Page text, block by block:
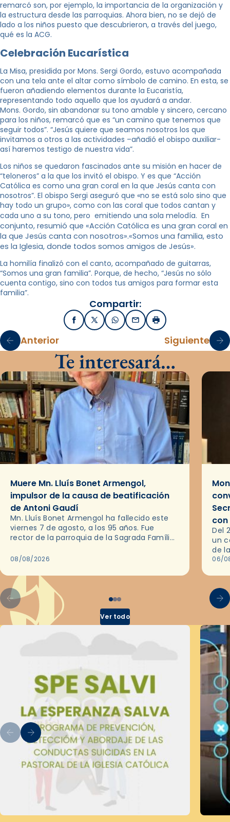
remarcó son, por ejemplo, la importancia de la organización y
la estructura desde las parroquias. Ahora bien, no se dejó de
lado a los niños puesto que descubrieron, a través del juego,
qué es la ACG.
Celebración Eucarística
La Misa, presidida por Mons. Sergi Gordo, estuvo acompañada
con una tela ante el altar como símbolo de camino. En esta, se
fueron añadiendo elementos durante la Eucaristía,
representando todo aquello que los ayudará a andar.
Mons. Gordo, sin abandonar su tono amable y sincero, cercano
para los niños, remarcó que es “un camino que tenemos que
seguir todos”. “Jesús quiere que seamos nosotros los que
invitamos a otros a las actividades –añadió el obispo auxiliar-
así haremos testigo de nuestra vida”.
Los niños se quedaron fascinados ante su misión en hacer de
“teloneros” a la que los invitó el obispo. Y es que “Acción
Católica es como una gran coral en la que Jesús canta con
nosotros”. El obispo Sergi aseguró que «no se está solo sino que
hay todo un grupo», como con las coral que todos cantan y
cada uno a su tono, pero emitiendo una sola melodía. En
conjunto, resumió que «Acción Católica es una gran coral en
la que Jesús canta con nosotros».«Somos una familia, esto
es la Iglesia, donde todos somos amigos de Jesús».
La homilía finalizó con el canto, acompañado de guitarras,
“Somos una gran familia”. Porque, de hecho, “Jesús no sólo
cuenta contigo, sino con todos tus amigos para formar esta
familia”.
Compartir:
FacebookX / TwitterWhatsApp
EmailImprimir
Anterior Siguiente
Te interesará…
Muere Mn. Lluís Bonet Armengol,
impulsor de la causa de beatificación
de Antoni Gaudí
Mn. Lluís Bonet Armengol ha fallecido este
viernes 7 de agosto, a los 95 años. Fue
rector de la parroquia de la Sagrada Família
08/08/2026
Del
un
de
en
06/
Ver todo